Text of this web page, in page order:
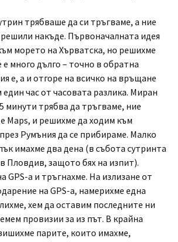
трябваше да си тръгваме, а ние
накъде. Първоначалната идея
морето на Хърватска, но решихме
много дълго – точно в обратна
е, а и отгоре на всичко на връщане
час от часовата разлика. Миран
минути трябва да тръгваме, ние
Maps, и решихме да ходим към
Румъния да се прибираме. Малко
имахме два дена (в събота сутринта
Пловдив, защото бях на изпит).
GPS-а и тръгнахме. На излизане от
на GPS-а, намерихме една
хем да оставим последните ни
провизии за из път. В крайна
парите, които имахме,